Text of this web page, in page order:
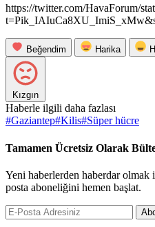
https://twitter.com/HavaForum/
Beğendim Harika
Kızgın
Haberle ilgili daha fazlası
#Gaziantep#Kilis#Süper hücre
Tamamen Ücretsiz Olarak
Yeni haberlerden haberdar olmak
posta aboneliğini hemen başlat.